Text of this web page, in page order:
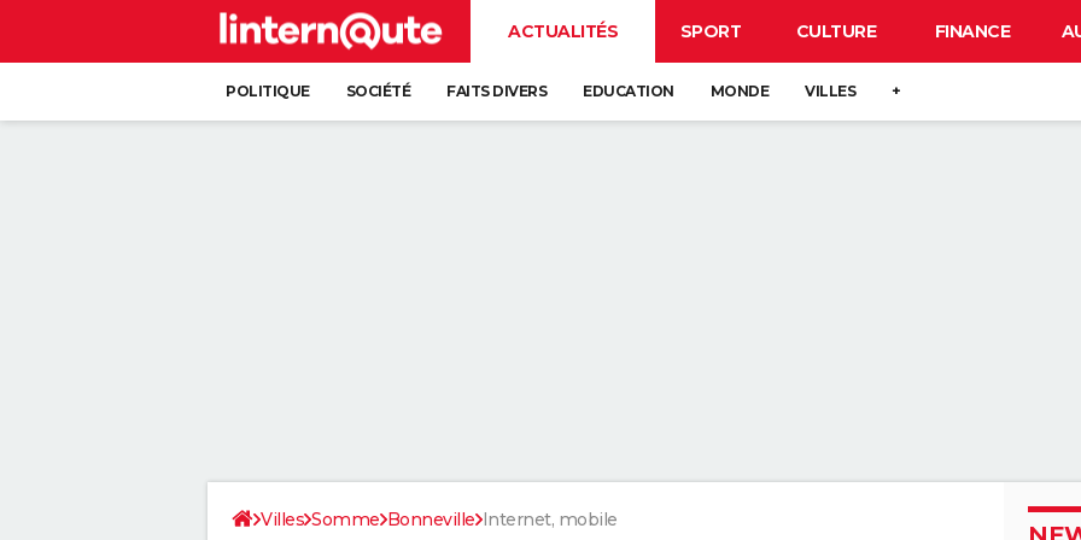
ACTUALITÉS SPORT CULTURE FINANCE
POLITIQUE SOCIÉTÉ FAITS DIVERS EDUCATION MONDE VILLES +
Villes Somme Bonneville Internet, mobile